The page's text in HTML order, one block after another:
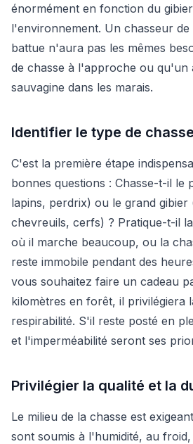
énormément en fonction du
l'environnement. Un chasseur de
battue n'aura pas les mêmes
de chasse à l'approche ou qu'un
sauvagine dans les marais.
Identifier le type de
C'est la première étape
bonnes questions : Chasse-t-il le
lapins, perdrix) ou le grand gibier
chevreuils, cerfs) ? Pratique-t-il
où il marche beaucoup, ou la
reste immobile pendant des
vous souhaitez faire un cadeau
kilomètres en forêt, il privilégiera
respirabilité. S'il reste posté en
et l'imperméabilité seront ses
Privilégier la qualité et la
Le milieu de la chasse est
sont soumis à l'humidité, au